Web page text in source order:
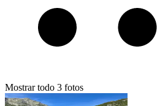
Mostrar todo 3 fotos